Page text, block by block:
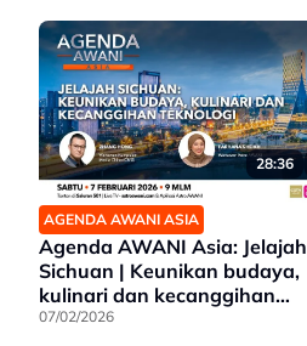
28:36
AGENDA AWANI ASIA
Agenda AWANI Asia: Jelajah
Sichuan | Keunikan budaya,
kulinari dan kecanggihan
teknologi
07/02/2026